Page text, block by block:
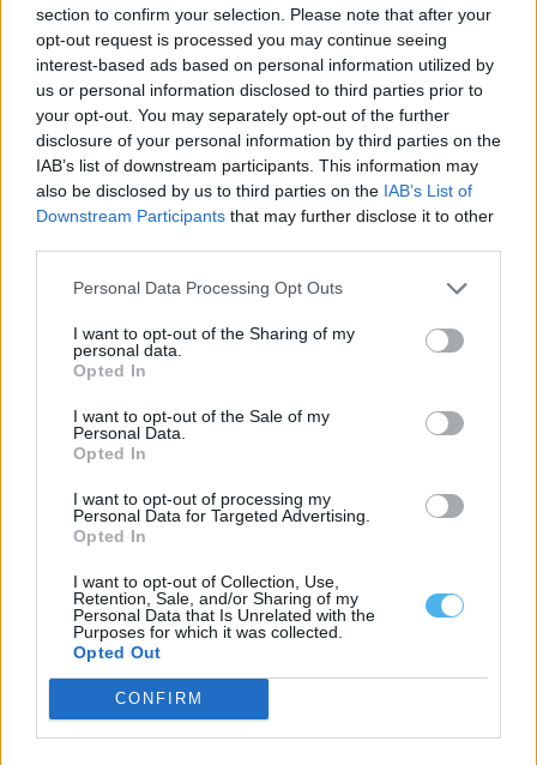
section to confirm your selection. Please note that after your
opt-out request is processed you may continue seeing
interest-based ads based on personal information utilized by
us or personal information disclosed to third parties prior to
your opt-out. You may separately opt-out of the further
disclosure of your personal information by third parties on the
IAB’s list of downstream participants. This information may
also be disclosed by us to third parties on the IAB’s List of
Downstream Participants that may further disclose it to other
Personal Data Processing Opt Outs
I want to opt-out of the Sharing of my
personal data.
Opted In
I want to opt-out of the Sale of my
Personal Data.
Opted In
I want to opt-out of processing my
Personal Data for Targeted Advertising.
Opted In
I want to opt-out of Collection, Use,
Retention, Sale, and/or Sharing of my
Personal Data that Is Unrelated with the
Purposes for which it was collected.
Opted Out
CONFIRM
Tribunal coloca em liberdade indivíduo que agrediu e ameaçou
de morte militar da GNR em Estremoz
O Tribunal de Instrução Criminal de Évora decretou a medida de
7 Agosto, 2026 - 18:17